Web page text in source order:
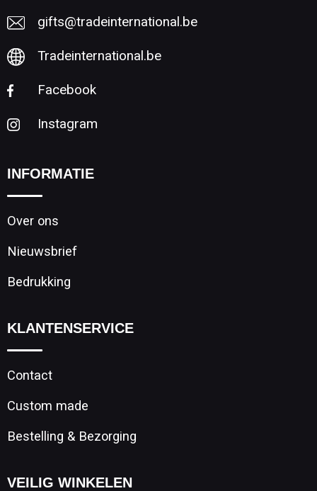
gifts@tradeinternational.be
Tradeinternational.be
Facebook
Instagram
INFORMATIE
Over ons
Nieuwsbrief
Bedrukking
KLANTENSERVICE
Contact
Custom made
Bestelling & Bezorging
VEILIG WINKELEN